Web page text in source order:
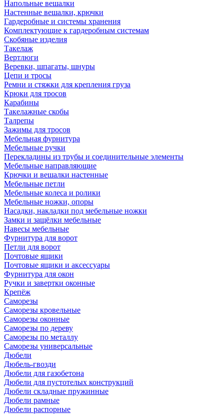
Напольные вешалки
Настенные вешалки, крючки
Гардеробные и системы хранения
Комплектующие к гардеробным системам
Скобяные изделия
Такелаж
Вертлюги
Веревки, шпагаты, шнуры
Цепи и тросы
Ремни и стяжки для крепления груза
Крюки для тросов
Карабины
Такелажные скобы
Талрепы
Зажимы для тросов
Мебельная фурнитура
Мебельные ручки
Перекладины из трубы и соединительные элементы
Мебельные направляющие
Крючки и вешалки настенные
Мебельные петли
Мебельные колеса и ролики
Мебельные ножки, опоры
Насадки, накладки под мебельные ножки
Замки и защёлки мебельные
Навесы мебельные
Фурнитура для ворот
Петли для ворот
Почтовые ящики
Почтовые ящики и аксессуары
Фурнитура для окон
Ручки и завертки оконные
Крепёж
Саморезы
Саморезы кровельные
Саморезы оконные
Саморезы по дереву
Саморезы по металлу
Саморезы универсальные
Дюбели
Дюбель-гвозди
Дюбели для газобетона
Дюбели для пустотелых конструкций
Дюбели складные пружинные
Дюбели рамные
Дюбели распорные